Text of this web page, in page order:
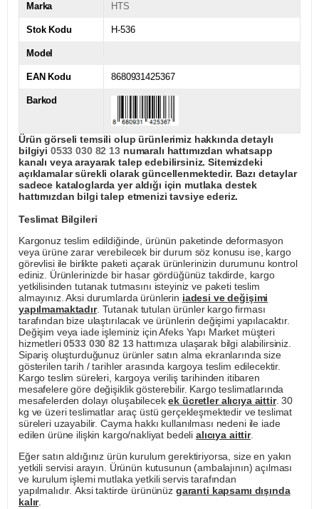
Marka HTS
Stok Kodu H-536
Model
EAN Kodu 8680931425367
Barkod
Ürün görseli temsili olup ürünlerimiz hakkında detaylı
bilgiyi 0533 030 82 13numaralı hattımızdan whatsapp
kanalı veya arayarak talep edebilirsiniz. Sitemizdeki
açıklamalar sürekli olarak güncellenmektedir. Bazı detaylar
sadece kataloglarda yer aldığı için mutlaka destek
hattımızdan bilgi talep etmenizi tavsiye ederiz.
Teslimat Bilgileri
Kargonuz teslim edildiğinde, ürünün paketinde deformasyon
veya ürüne zarar verebilecek bir durum söz konusu ise, kargo
görevlisi ile birlikte paketi açarak ürünlerinizin durumunu kontrol
ediniz. Ürünlerinizde bir hasar gördüğünüz takdirde, kargo
yetkilisinden tutanak tutmasını isteyiniz ve paketi teslim
almayınız. Aksi durumlarda ürünlerin iadesi ve değişimi
yapılmamaktadır. Tutanak tutulan ürünler kargo firması
tarafından bize ulaştırılacak ve ürünlerin değişimi yapılacaktır.
Değişim veya iade işleminiz için Afeks Yapı Market müşteri
hizmetleri0533 030 82 13hattımıza ulaşarak bilgi alabilirsiniz.
Sipariş oluşturduğunuz ürünler satın alma ekranlarında size
gösterilen tarih / tarihler arasında kargoya teslim edilecektir.
Kargo teslim süreleri, kargoya veriliş tarihinden itibaren
mesafelere göre değişiklik gösterebilir. Kargo teslimatlarında
mesafelerden dolayı oluşabilecekek ücretler alıcıya aittir. 30
kg ve üzeri teslimatlar araç üstü gerçekleşmektedir ve teslimat
süreleri uzayabilir. Cayma hakkı kullanılması nedeni ile iade
edilen ürüne ilişkin kargo/nakliyat bedeli alıcıya aittir.
Eğer satın aldığınız ürün kurulum gerektiriyorsa, size en yakın
yetkili servisi arayın. Ürünün kutusunun (ambalajının) açılması
ve kurulum işlemi mutlaka yetkili servis tarafından
yapılmalıdır. Aksi taktirde ürününüz garanti kapsamı dışında
kalır.